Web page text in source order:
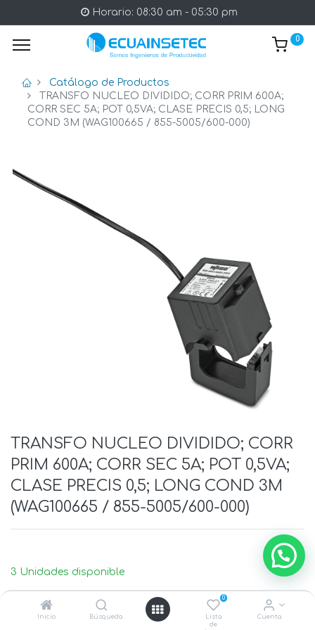
Inicio Búsqueda
0
Lista
de
Cuenta
Horario: 08:30 am - 05:30 pm
0
Catálogo de Productos
TRANSFO NUCLEO DIVIDIDO; CORR PRIM 600A;
CORR SEC 5A; POT 0,5VA; CLASE PRECIS 0,5; LONG
COND 3M (WAG100665 / 855-5005/600-000)
TRANSFO NUCLEO DIVIDIDO; CORR
PRIM 600A; CORR SEC 5A; POT 0,5VA;
CLASE PRECIS 0,5; LONG COND 3M
(WAG100665 / 855-5005/600-000)
3 Unidades disponible